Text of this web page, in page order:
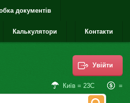
документів
Калькулятори Контакти
Увійти
Київ = 23С =